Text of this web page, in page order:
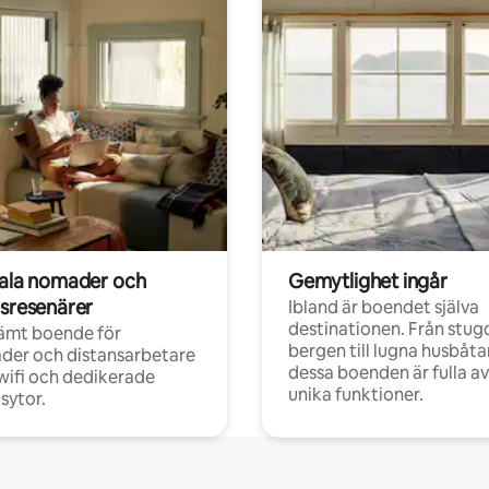
nomader och
boende för
och distansarbetare
och dedikerade
Gemytlighet ingår
Ibland är boendet själva
destinationen. Från
bergen till lugna
dessa boenden är fulla av
unika funktioner.